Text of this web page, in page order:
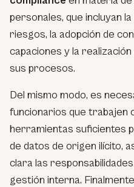
personales, que incluyan
riesgos, la adopción de
capaciones y la
sus procesos.
Del mismo modo, es
funcionarios que trabajen
herramientas suficientes
de datos de origen ilícito,
clara las
gestión interna.